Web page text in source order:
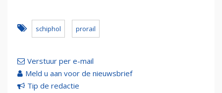
schiphol prorail
Verstuur per e-mail
Meld u aan voor de nieuwsbrief
Tip de redactie